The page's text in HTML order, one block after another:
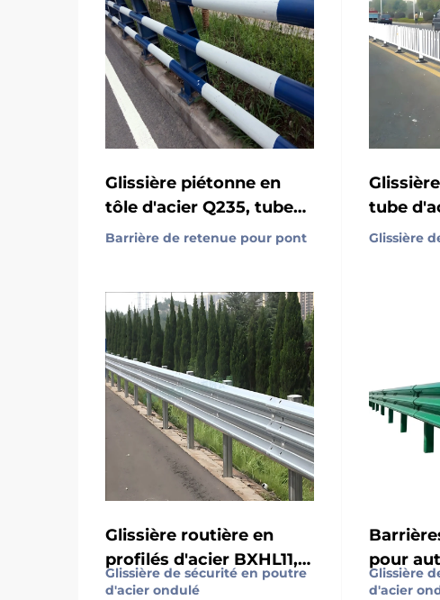
Glissière piétonne en
tôle d'acier Q235, tube
d'acier 114/89,
espaces publics et
trottoirs
Barrière de retenue pour pont
tube
carré
Glissière
Glissière routière en
profilés d'acier BXHL11,
barrière de sécurité
Glissière de sécurité en poutre
d'acier ondulé
pour
acier
Glissière
d'acier